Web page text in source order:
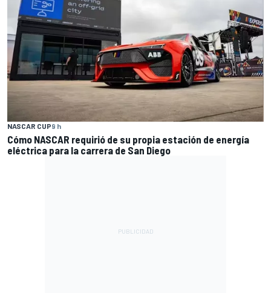
NASCAR CUP9 h
Cómo NASCAR requirió de su propia estación de energía
eléctrica para la carrera de San Diego